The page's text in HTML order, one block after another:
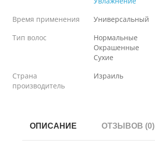
Время применения
Универсальный
Тип волос
Нормальные
Окрашенные
Сухие
Страна
производитель
Израиль
ОПИСАНИЕ ОТЗЫВОВ (0)